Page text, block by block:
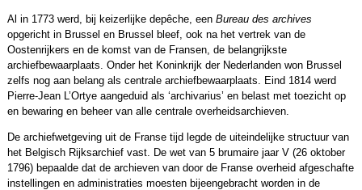
Al in 1773 werd, bij keizerlijke depêche, een Bureau des archives
opgericht in Brussel en Brussel bleef, ook na het vertrek van de
Oostenrijkers en de komst van de Fransen, de belangrijkste
archiefbewaarplaats. Onder het Koninkrijk der Nederlanden won Brussel
zelfs nog aan belang als centrale archiefbewaarplaats. Eind 1814 werd
Pierre-Jean L’Ortye aangeduid als ‘archivarius’ en belast met toezicht op
en bewaring en beheer van alle centrale overheidsarchieven.
De archiefwetgeving uit de Franse tijd legde de uiteindelijke structuur van
het Belgisch Rijksarchief vast. De wet van 5 brumaire jaar V (26 oktober
1796) bepaalde dat de archieven van door de Franse overheid afgeschafte
instellingen en administraties moesten bijeengebracht worden in de